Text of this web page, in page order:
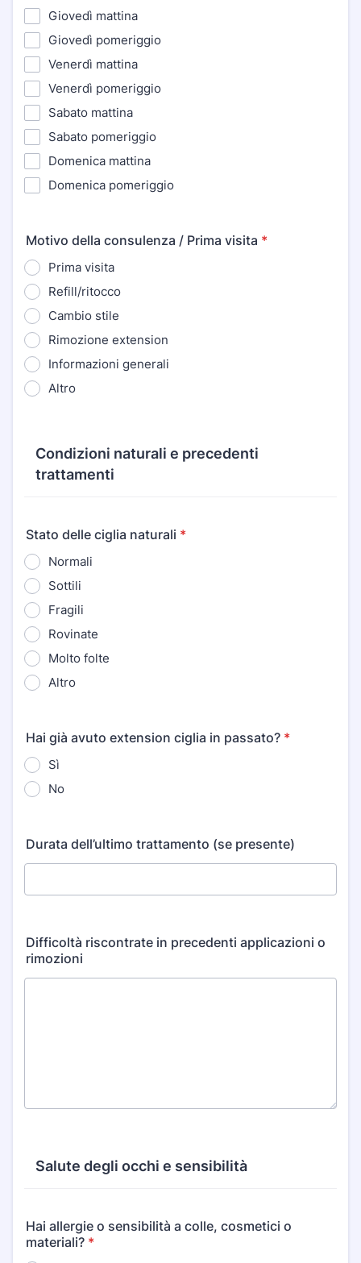
Giovedì mattina
Giovedì pomeriggio
Venerdì mattina
Venerdì pomeriggio
Sabato mattina
Sabato pomeriggio
Domenica mattina
Domenica pomeriggio
Motivo della consulenza / Prima visita *
Prima visita
Refill/ritocco
Cambio stile
Rimozione extension
Informazioni generali
Altro
Condizioni naturali e precedenti
trattamenti
Stato delle ciglia naturali *
Normali
Sottili
Fragili
Rovinate
Molto folte
Altro
Hai già avuto extension ciglia in passato? *
Sì
No
Durata dell’ultimo trattamento (se presente)
Difficoltà riscontrate in precedenti applicazioni o
rimozioni
Salute degli occhi e sensibilità
Hai allergie o sensibilità a colle, cosmetici o
materiali? *